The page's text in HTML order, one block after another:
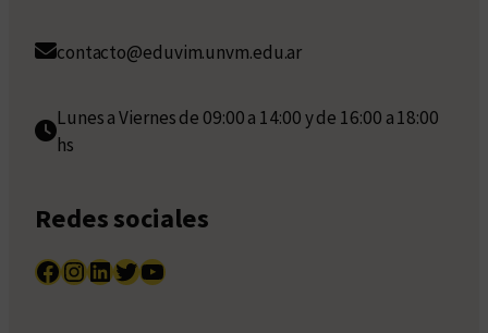
contacto@eduvim.unvm.edu.ar
Lunes a Viernes de 09:00 a 14:00 y de 16:00 a 18:00
hs
Redes sociales
Facebook InstagramLinkedIn Twitter YouTube